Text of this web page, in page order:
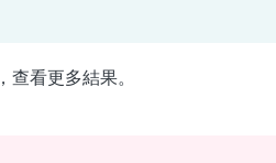
查看更多結果。